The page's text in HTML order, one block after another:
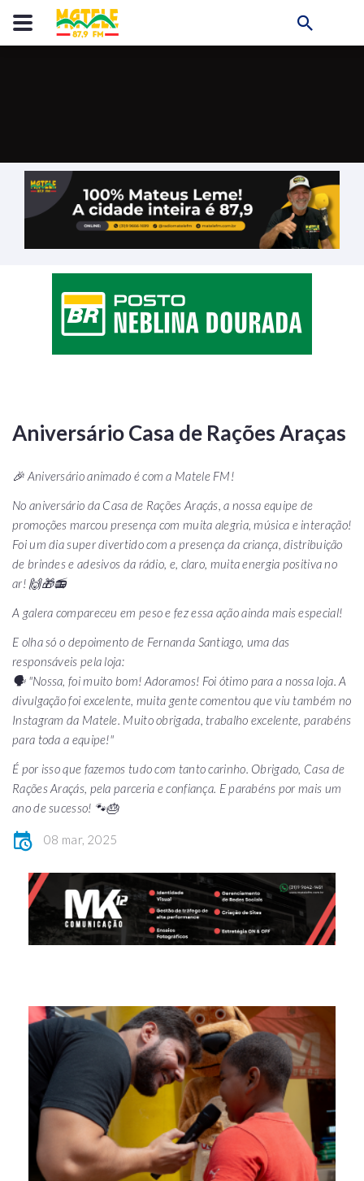
Aniversário Casa de Rações Araças
🎉 Aniversário animado é com a Matele FM!
No aniversário da Casa de Rações Araçás, a nossa equipe de
promoções marcou presença com muita alegria, música e interação!
Foi um dia super divertido com a presença da criança, distribuição
de brindes e adesivos da rádio, e, claro, muita energia positiva no
ar! 🙌🎁📻
A galera compareceu em peso e fez essa ação ainda mais especial!
E olha só o depoimento de Fernanda Santiago, uma das
responsáveis ​​pela loja:
🗣️ "Nossa, foi muito bom! Adoramos! Foi ótimo para a nossa loja. A
divulgação foi excelente, muita gente comentou que viu também no
Instagram da Matele. Muito obrigada, trabalho excelente, parabéns
para toda a equipe!"
É por isso que fazemos tudo com tanto carinho. Obrigado, Casa de
Rações Araçás, pela parceria e confiança. E parabéns por mais um
ano de sucesso! 🐾🎂
08 mar, 2025